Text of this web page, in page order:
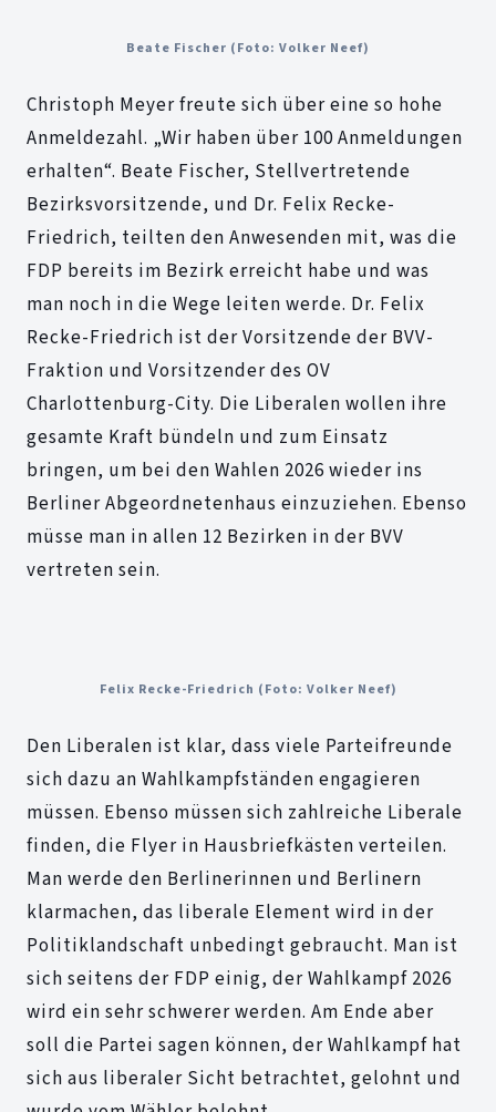
Beate Fischer (Foto: Volker Neef)
Christoph Meyer freute sich über eine so hohe
Anmeldezahl. „Wir haben über 100 Anmeldungen
erhalten“. Beate Fischer, Stellvertretende
Bezirksvorsitzende, und Dr. Felix Recke-
Friedrich, teilten den Anwesenden mit, was die
FDP bereits im Bezirk erreicht habe und was
man noch in die Wege leiten werde. Dr. Felix
Recke-Friedrich ist der Vorsitzende der BVV-
Fraktion und Vorsitzender des OV
Charlottenburg-City. Die Liberalen wollen ihre
gesamte Kraft bündeln und zum Einsatz
bringen, um bei den Wahlen 2026 wieder ins
Berliner Abgeordnetenhaus einzuziehen. Ebenso
müsse man in allen 12 Bezirken in der BVV
vertreten sein.
Felix Recke-Friedrich (Foto: Volker Neef)
Den Liberalen ist klar, dass viele Parteifreunde
sich dazu an Wahlkampfständen engagieren
müssen. Ebenso müssen sich zahlreiche Liberale
finden, die Flyer in Hausbriefkästen verteilen.
Man werde den Berlinerinnen und Berlinern
klarmachen, das liberale Element wird in der
Politiklandschaft unbedingt gebraucht. Man ist
sich seitens der FDP einig, der Wahlkampf 2026
wird ein sehr schwerer werden. Am Ende aber
soll die Partei sagen können, der Wahlkampf hat
sich aus liberaler Sicht betrachtet, gelohnt und